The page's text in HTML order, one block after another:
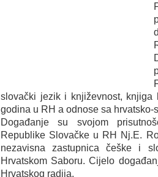
slovački jezik i književnost,
godina u RH a odnose sa hrvatsko-
Događanje su svojom
Republike Slovačke u RH Nj.E.
nezavisna zastupnica češke i
Hrvatskom Saboru. Cijelo
Hrvatskog radija.